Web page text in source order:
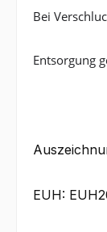
Bei
Entsorgung
EUH: